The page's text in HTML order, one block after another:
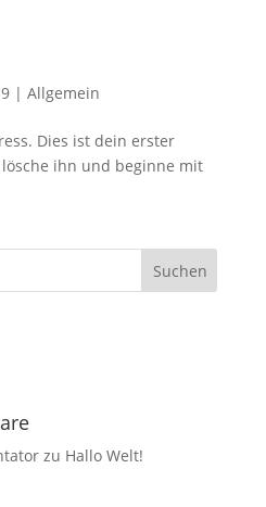
| Allgemein
Dies ist dein erster
ihn und beginne mit
zu Hallo Welt!